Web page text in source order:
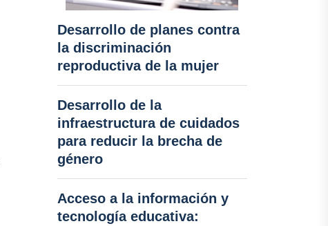
Desarrollo de planes contra
la discriminación
reproductiva de la mujer
Desarrollo de la
infraestructura de cuidados
para reducir la brecha de
género
Acceso a la información y
tecnología educativa: